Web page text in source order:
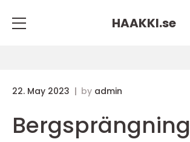
HAAKKI.se
22. May 2023 by admin
Bergsprängning